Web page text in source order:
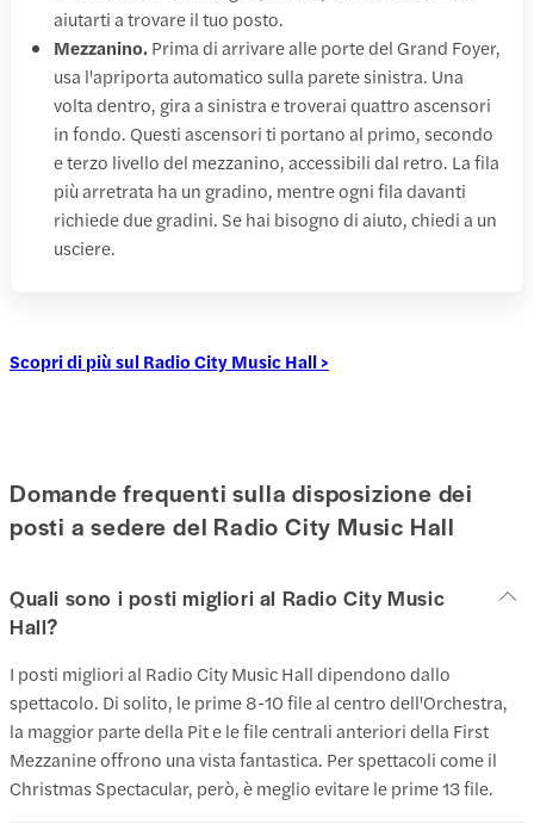
aiutarti a trovare il tuo posto.
Mezzanino. Prima di arrivare alle porte del Grand Foyer,
usa l'apriporta automatico sulla parete sinistra. Una
volta dentro, gira a sinistra e troverai quattro ascensori
in fondo. Questi ascensori ti portano al primo, secondo
e terzo livello del mezzanino, accessibili dal retro. La fila
più arretrata ha un gradino, mentre ogni fila davanti
richiede due gradini. Se hai bisogno di aiuto, chiedi a un
usciere.
Scopri di più sul Radio City Music Hall >
Domande frequenti sulla disposizione dei
posti a sedere del Radio City Music Hall
Quali sono i posti migliori al Radio City Music
Hall?
I posti migliori al Radio City Music Hall dipendono dallo
spettacolo. Di solito, le prime 8-10 file al centro dell'Orchestra,
la maggior parte della Pit e le file centrali anteriori della First
Mezzanine offrono una vista fantastica. Per spettacoli come il
Christmas Spectacular, però, è meglio evitare le prime 13 file.